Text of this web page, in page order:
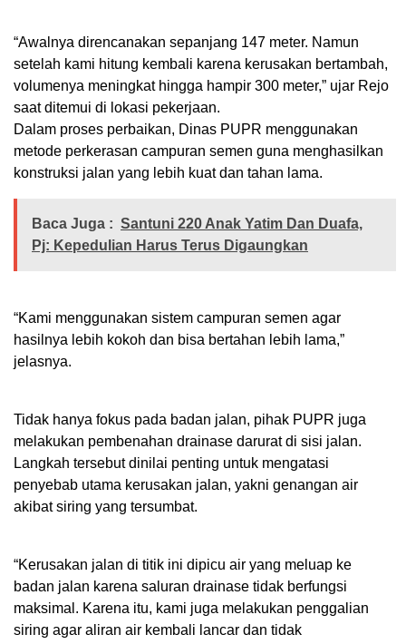
“Awalnya direncanakan sepanjang 147 meter. Namun
setelah kami hitung kembali karena kerusakan bertambah,
volumenya meningkat hingga hampir 300 meter,” ujar Rejo
saat ditemui di lokasi pekerjaan.
Dalam proses perbaikan, Dinas PUPR menggunakan
metode perkerasan campuran semen guna menghasilkan
konstruksi jalan yang lebih kuat dan tahan lama.
Baca Juga : Santuni 220 Anak Yatim Dan Duafa,
Pj: Kepedulian Harus Terus Digaungkan
“Kami menggunakan sistem campuran semen agar
hasilnya lebih kokoh dan bisa bertahan lebih lama,”
jelasnya.
Tidak hanya fokus pada badan jalan, pihak PUPR juga
melakukan pembenahan drainase darurat di sisi jalan.
Langkah tersebut dinilai penting untuk mengatasi
penyebab utama kerusakan jalan, yakni genangan air
akibat siring yang tersumbat.
“Kerusakan jalan di titik ini dipicu air yang meluap ke
badan jalan karena saluran drainase tidak berfungsi
maksimal. Karena itu, kami juga melakukan penggalian
siring agar aliran air kembali lancar dan tidak